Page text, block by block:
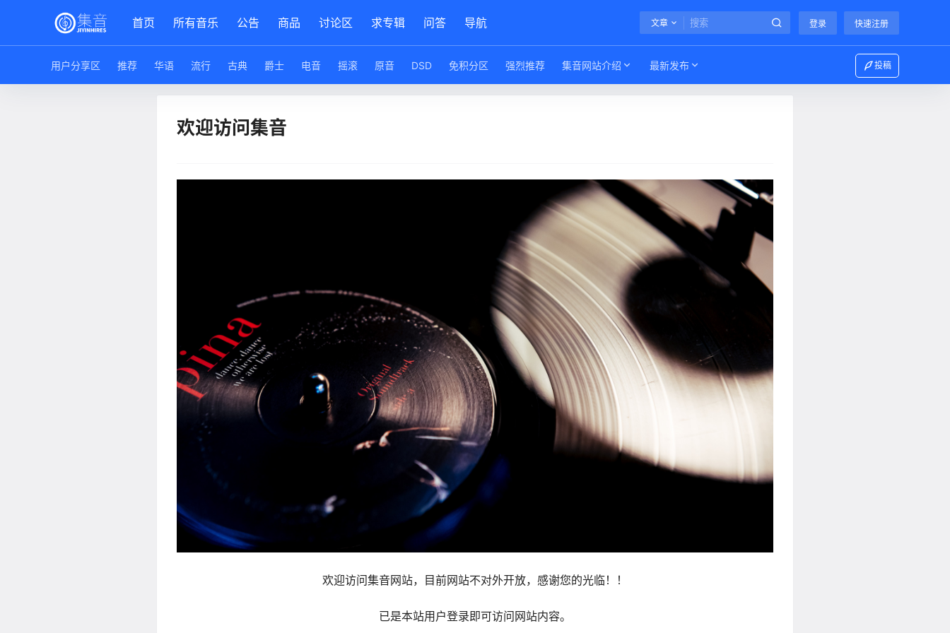
首页 所有音乐 公告 商品 讨论区 求专辑 问答 导航 文章 登录 快速注册
用户分享区 推荐 华语 流行 古典 爵士 电音 摇滚 原音 DSD 免积分区 强烈推荐 集音网站介绍 最新发布 投稿
欢迎访问集音
欢迎访问集音网站，目前网站不对外开放，感谢您的光临！！
已是本站用户登录即可访问网站内容。